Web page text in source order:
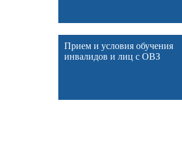
Прием и условия обучения
инвалидов и лиц с ОВЗ